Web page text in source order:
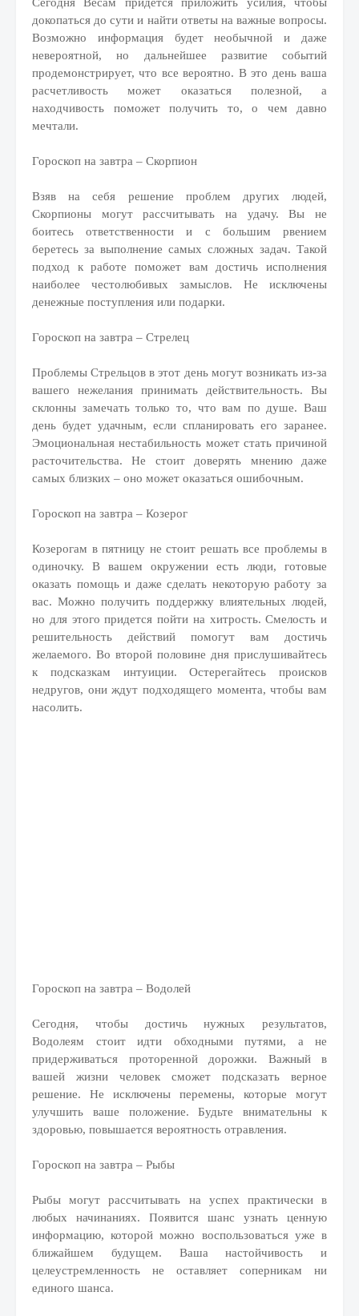
докопаться до сути и найти ответы на важные вопросы.
Возможно информация будет необычной и даже
невероятной, но дальнейшее развитие событий
продемонстрирует, что все вероятно. В это день ваша
расчетливость может оказаться полезной, а
находчивость поможет получить то, о чем давно
мечтали.
Гороскоп на завтра – Скорпион
Взяв на себя решение проблем других людей,
Скорпионы могут рассчитывать на удачу. Вы не
боитесь ответственности и с большим рвением
беретесь за выполнение самых сложных задач. Такой
подход к работе поможет вам достичь исполнения
наиболее честолюбивых замыслов. Не исключены
денежные поступления или подарки.
Гороскоп на завтра – Стрелец
Проблемы Стрельцов в этот день могут возникать из-за
вашего нежелания принимать действительность. Вы
склонны замечать только то, что вам по душе. Ваш
день будет удачным, если спланировать его заранее.
Эмоциональная нестабильность может стать причиной
расточительства. Не стоит доверять мнению даже
самых близких – оно может оказаться ошибочным.
Гороскоп на завтра – Козерог
Козерогам в пятницу не стоит решать все проблемы в
одиночку. В вашем окружении есть люди, готовые
оказать помощь и даже сделать некоторую работу за
вас. Можно получить поддержку влиятельных людей,
но для этого придется пойти на хитрость. Смелость и
решительность действий помогут вам достичь
желаемого. Во второй половине дня прислушивайтесь
к подсказкам интуиции. Остерегайтесь происков
недругов, они ждут подходящего момента, чтобы вам
насолить.
Гороскоп на завтра – Водолей
Сегодня, чтобы достичь нужных результатов,
Водолеям стоит идти обходными путями, а не
придерживаться проторенной дорожки. Важный в
вашей жизни человек сможет подсказать верное
решение. Не исключены перемены, которые могут
улучшить ваше положение. Будьте внимательны к
здоровью, повышается вероятность отравления.
Гороскоп на завтра – Рыбы
Рыбы могут рассчитывать на успех практически в
любых начинаниях. Появится шанс узнать ценную
информацию, которой можно воспользоваться уже в
ближайшем будущем. Ваша настойчивость и
целеустремленность не оставляет соперникам ни
единого шанса.